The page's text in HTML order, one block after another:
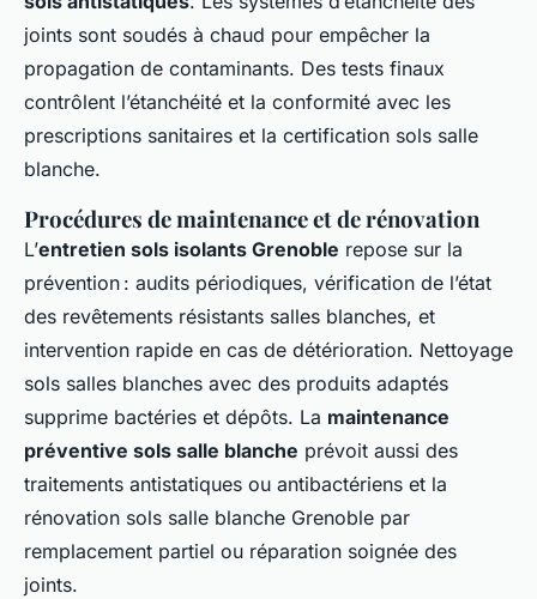
joints sont soudés à chaud pour empêcher la
propagation de contaminants. Des tests finaux
contrôlent l’étanchéité et la conformité avec les
prescriptions sanitaires et la certification sols salle
blanche.
Procédures de maintenance et de rénovation
L’entretien sols isolants Grenoble repose sur la
prévention : audits périodiques, vérification de l’état
des revêtements résistants salles blanches, et
intervention rapide en cas de détérioration. Nettoyage
sols salles blanches avec des produits adaptés
supprime bactéries et dépôts. La maintenance
préventive sols salle blanche prévoit aussi des
traitements antistatiques ou antibactériens et la
rénovation sols salle blanche Grenoble par
remplacement partiel ou réparation soignée des
joints.